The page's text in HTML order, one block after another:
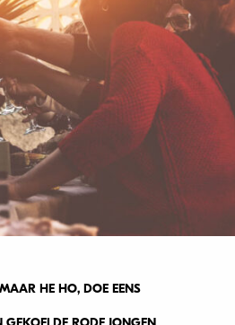
HE HO, DOE EENS